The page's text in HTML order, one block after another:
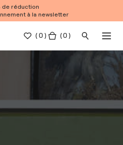
de réduction
à la newsletter
(0 ) ( 0 )